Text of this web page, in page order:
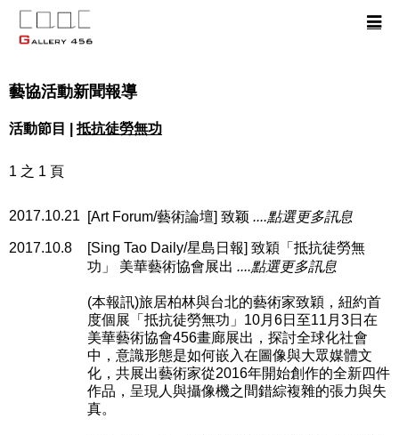
藝協活動新聞報導
活動節目 | 抵抗徒勞無功
1 之 1 頁
2017.10.21 [Art Forum/藝術論壇] 致颖 ....點選更多訊息
2017.10.8
[Sing Tao Daily/星島日報] 致穎「抵抗徒勞無
功」 美華藝術協會展出 ....點選更多訊息
(本報訊)旅居柏林與台北的藝術家致穎，紐約首
度個展「抵抗徒勞無功」10月6日至11月3日在
美華藝術協會456畫廊展出，探討全球化社會
中，意識形態是如何嵌入在圖像與大眾媒體文
化，共展出藝術家從2016年開始創作的全新四件
作品，呈現人與攝像機之間錯綜複雜的張力與失
真。